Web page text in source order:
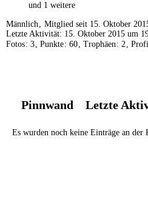
und 1 weitere
Männlich
Mitglied seit 15. Oktober
Letzte Aktivität: 15. Oktober 2015 um
Fotos 3 Punkte 60 Trophäen 2
Pinnwand Letzte
Es wurden noch keine Einträge an der